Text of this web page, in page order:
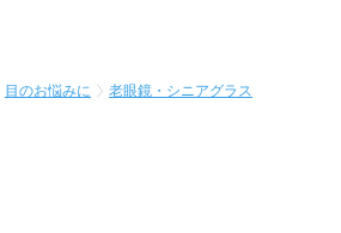
目のお悩みに
老眼鏡・シニアグラス